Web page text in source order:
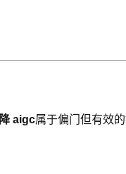
aigc属于偏门但有效